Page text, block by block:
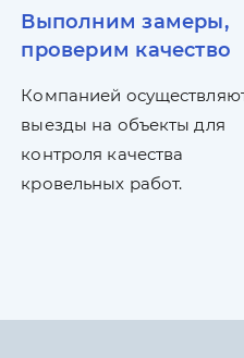
Выполним замеры,
проверим качество
Компанией
выезды на объекты для
контроля качества
кровельных работ.